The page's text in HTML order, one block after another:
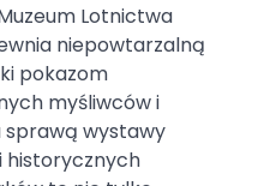
Lotnictwa
niepowtarzalną
pokazom
myśliwców i
sprawą wystawy
historycznych